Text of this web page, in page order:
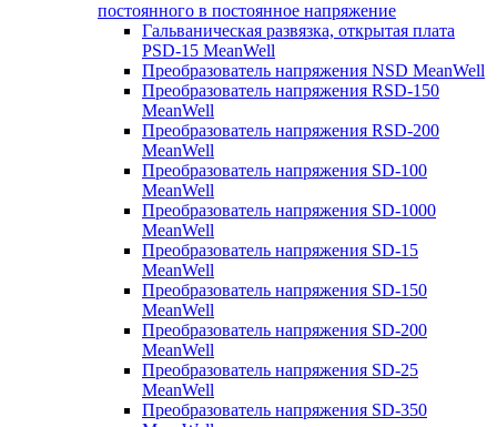
постоянного в постоянное напряжение
Гальваническая развязка, открытая плата
PSD-15 MeanWell
Преобразователь напряжения NSD MeanWell
Преобразователь напряжения RSD-150
MeanWell
Преобразователь напряжения RSD-200
MeanWell
Преобразователь напряжения SD-100
MeanWell
Преобразователь напряжения SD-1000
MeanWell
Преобразователь напряжения SD-15
MeanWell
Преобразователь напряжения SD-150
MeanWell
Преобразователь напряжения SD-200
MeanWell
Преобразователь напряжения SD-25
MeanWell
Преобразователь напряжения SD-350